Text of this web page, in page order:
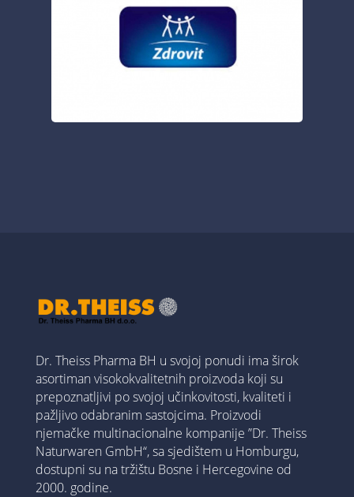
Dr. Theiss Pharma BH u svojoj ponudi ima širok
asortiman visokokvalitetnih proizvoda koji su
prepoznatljivi po svojoj učinkovitosti, kvaliteti i
pažljivo odabranim sastojcima. Proizvodi
njemačke multinacionalne kompanije ”Dr. Theiss
Naturwaren GmbH“, sa sjedištem u Homburgu,
dostupni su na tržištu Bosne i Hercegovine od
2000. godine.